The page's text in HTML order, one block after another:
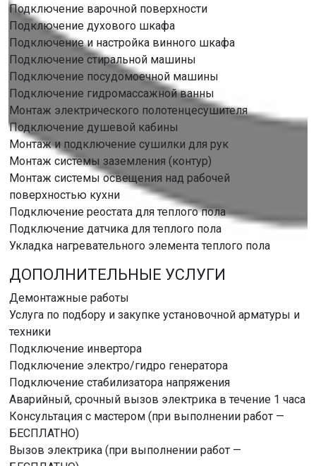
Подключение варочной поверхности
Подключение духового шкафа
Подключение и настройка винного шкафа
Подключение стиральной машины
Подключение посудомоечной машины
Подключение гидромассажной ванны
Монтаж электрического полотенцесушителя
Подключение душевой кабины
Монтаж и подключение сушилки для рук
Монтаж системы заземления (контур)
Монтаж системы освещения над рабочей
поверхностью кухни
Подключение реостата для теплого пола
Подключение датчика для теплого пола
Укладка нагревательного элемента теплого пола
ДОПОЛНИТЕЛЬНЫЕ УСЛУГИ
Демонтажные работы
Услуга по подбору и закупке установочной арматуры и
техники
Подключение инвертора
Подключение электро/гидро генератора
Подключение стабилизатора напряжения
Аварийный, срочный вызов электрика в течение 1 часа
Консультация с мастером (при выполнении работ —
БЕСПЛАТНО)
Вызов электрика (при выполнении работ —